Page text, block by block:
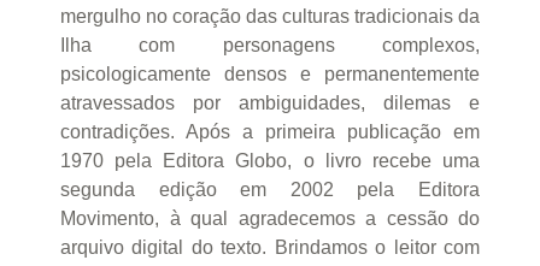
mergulho no coração das culturas tradicionais da
Ilha com personagens complexos,
psicologicamente densos e permanentemente
atravessados por ambiguidades, dilemas e
contradições. Após a primeira publicação em
1970 pela Editora Globo, o livro recebe uma
segunda edição em 2002 pela Editora
Movimento, à qual agradecemos a cessão do
arquivo digital do texto. Brindamos o leitor com